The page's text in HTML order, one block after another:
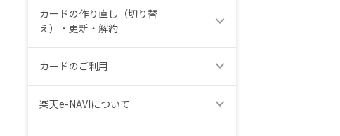
カードの作り直し（切り替
え）・更新・解約
カードのご利用
楽天e-NAVIについて